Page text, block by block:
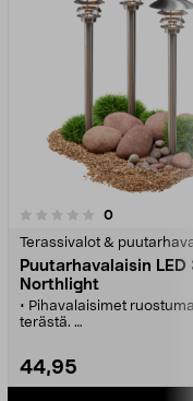
0arvostelut
Terassivalot &
Puutarhavalaisin LED
Northlight
• Pihavalaisimet
terästä.
• Mukana muuntaja ja
• Korkeus maan pinnasta
44,95